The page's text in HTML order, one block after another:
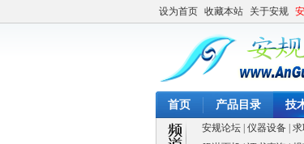
设为首页 收藏本站 关于安规
首页 产品目录 技
安规论坛 仪器设备